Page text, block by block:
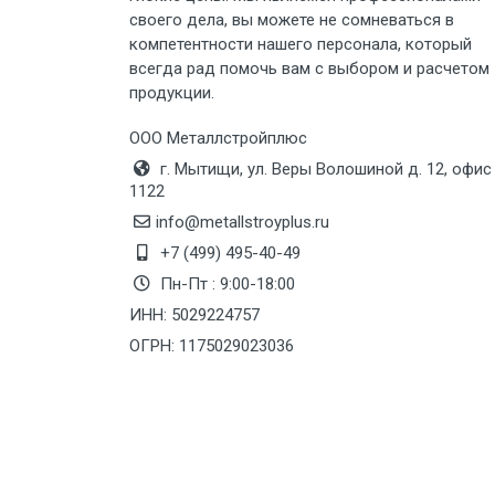
Груз до 6 м, вес до 8 тн
Груз до 6 м, вес до 10 тн
Груз до 12 м, вес до 20 тн
Манипулятор до 6 м, вес до 5 тн
своего дела, вы можете не сомневаться в
компетентности нашего персонала, который
всегда рад помочь вам с выбором и расчетом
продукции.
ООО Металлстройплюс
г. Мытищи, ул. Веры Волошиной д. 12, офис
1122
info@metallstroyplus.ru
+7 (499) 495-40-49
Пн-Пт : 9:00-18:00
ИНН: 5029224757
ОГРН: 1175029023036